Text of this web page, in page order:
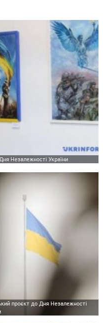
Незалежності України
проєкт до Дня Незалежності